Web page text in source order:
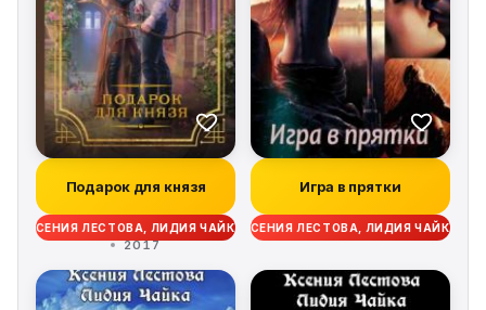
Подарок для князя
КСЕНИЯ ЛЕСТОВА, ЛИДИЯ ЧАЙКА
2017
Игра в прятки
КСЕНИЯ ЛЕСТОВА, ЛИДИЯ ЧАЙКА